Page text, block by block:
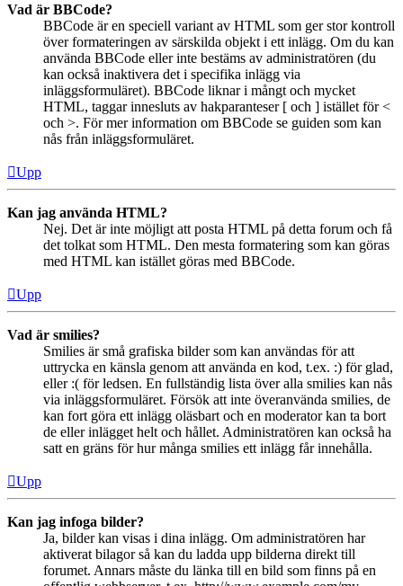
Vad är BBCode?
BBCode är en speciell variant av HTML som ger stor kontroll
över formateringen av särskilda objekt i ett inlägg. Om du kan
använda BBCode eller inte bestäms av administratören (du
kan också inaktivera det i specifika inlägg via
inläggsformuläret). BBCode liknar i mångt och mycket
HTML, taggar innesluts av hakparanteser [ och ] istället för <
och >. För mer information om BBCode se guiden som kan
nås från inläggsformuläret.
Upp
Kan jag använda HTML?
Nej. Det är inte möjligt att posta HTML på detta forum och få
det tolkat som HTML. Den mesta formatering som kan göras
med HTML kan istället göras med BBCode.
Upp
Vad är smilies?
Smilies är små grafiska bilder som kan användas för att
uttrycka en känsla genom att använda en kod, t.ex. :) för glad,
eller :( för ledsen. En fullständig lista över alla smilies kan nås
via inläggsformuläret. Försök att inte överanvända smilies, de
kan fort göra ett inlägg oläsbart och en moderator kan ta bort
de eller inlägget helt och hållet. Administratören kan också ha
satt en gräns för hur många smilies ett inlägg får innehålla.
Upp
Kan jag infoga bilder?
Ja, bilder kan visas i dina inlägg. Om administratören har
aktiverat bilagor så kan du ladda upp bilderna direkt till
forumet. Annars måste du länka till en bild som finns på en